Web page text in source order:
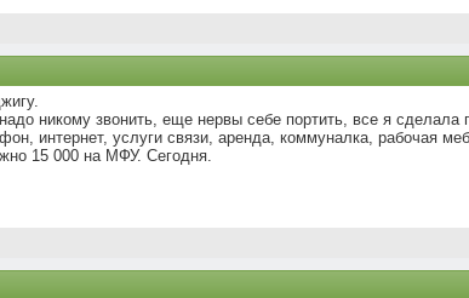
никому звонить, еще нервы себе портить, все я сделала
интернет, услуги связи, аренда, коммуналка, рабочая
15 000 на МФУ. Сегодня.